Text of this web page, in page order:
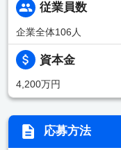
従業員数
企業全体106人
資本金
4,200万円
応募方法